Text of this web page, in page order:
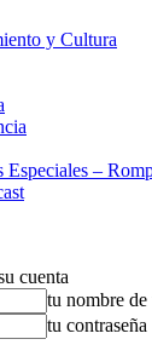
y Cultura
Especiales –
cuenta
tu nombre de
tu contraseña